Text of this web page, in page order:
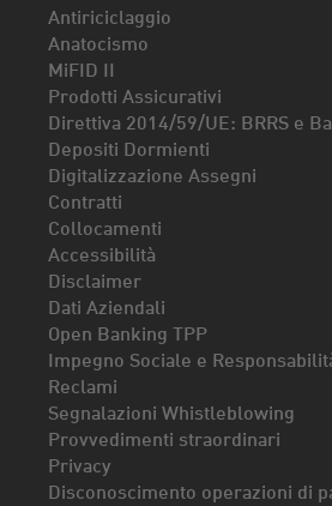
Antiriciclaggio
Anatocismo
MiFID II
Prodotti Assicurativi
Direttiva 2014/59/UE: BRRS e
Depositi Dormienti
Digitalizzazione Assegni
Contratti
Collocamenti
Accessibilità
Disclaimer
Dati Aziendali
Open Banking TPP
Impegno Sociale e
Reclami
Segnalazioni Whistleblowing
Provvedimenti straordinari
Privacy
Disconoscimento operazioni di